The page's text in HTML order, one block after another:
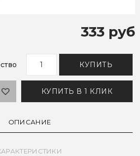
333 руб
КУПИТЬ
КУПИТЬ В 1 КЛИК
ОПИСАНИЕ